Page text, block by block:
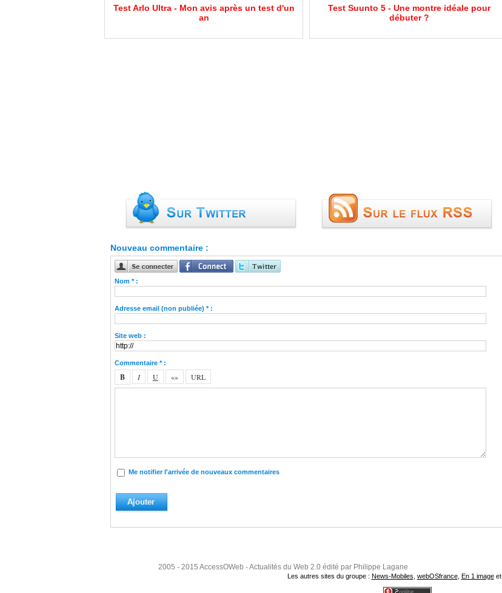
Test Arlo Ultra - Mon avis après un test d'un
an
Test Suunto 5 - Une montre idéale pour
débuter ?
Nouveau commentaire :
Nom * :
Adresse email (non publiée) * :
Site web :
Commentaire * :
Me notifier l'arrivée de nouveaux commentaires
2005 - 2015 AccessOWeb - Actualités du Web 2.0 édité par Philippe Lagane
Les autres sites du groupe : News-Mobiles webOSfrance, En 1 imageet